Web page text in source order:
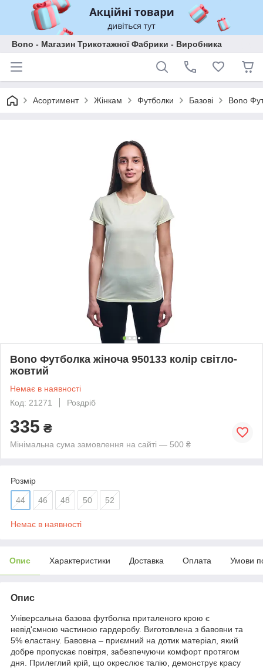
Bono - Магазин Трикотажної Фабрики - Виробника
Асортимент Жінкам Футболки Базові Bono
Bono Футболка жіноча 950133 колір світло-
жовтий
Немає в наявності
Код: 21271
Роздріб
335 ₴
Мінімальна сума замовлення на сайті — 500 ₴
Розмір
44 46 48 50 52
Немає в наявності
Опис Характеристики Доставка Оплата Умови
Опис
Універсальна базова футболка приталеного крою є
невід'ємною частиною гардеробу. Виготовлена з бавовни та
5% еластану. Бавовна – приємний на дотик матеріал, який
добре пропускає повітря, забезпечуючи комфорт протягом
дня. Прилеглий крій, що окреслює талію, демонструє красу